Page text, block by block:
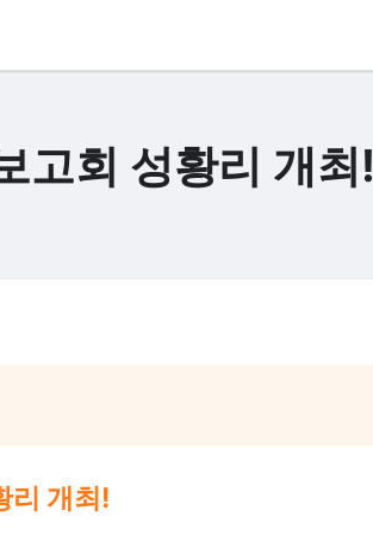
고회 성황리 개최!
리 개최!